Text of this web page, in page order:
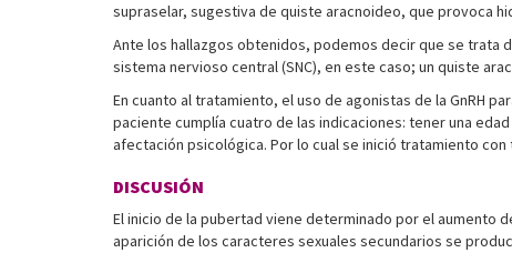
supraselar, sugestiva de quiste aracnoideo, que provoca
Ante los hallazgos obtenidos, podemos decir que se trata
sistema nervioso central (SNC), en este caso; un quiste
En cuanto al tratamiento, el uso de agonistas de la GnRH
paciente cumplía cuatro de las indicaciones: tener una
afectación psicológica. Por lo cual se inició tratamiento
DISCUSIÓN
El inicio de la pubertad viene determinado por el aumento
aparición de los caracteres sexuales secundarios se